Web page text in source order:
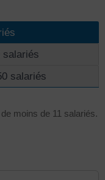
salariés
salariés
moins de 11 salariés.